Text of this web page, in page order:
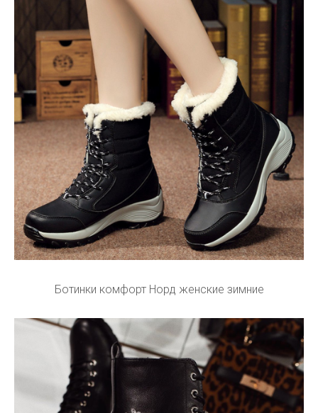
Ботинки комфорт Норд женские зимние